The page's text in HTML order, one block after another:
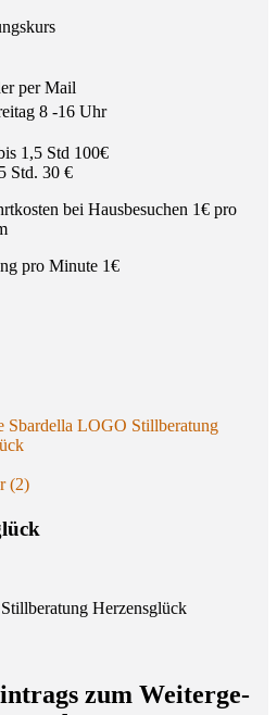
per Mail
8 -16 Uhr
1,5 Std 100€
Std. 30 €
bei Hausbesuchen 1€ pro
pro Minute 1€
(2)
zum Wei­ter­ge­